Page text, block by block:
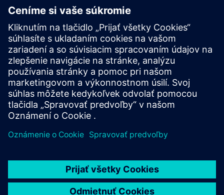
Philips GreenPower LED Solutions
Kompletné ovládanie a flexibilné LED svetlá na
optimalizáciu viacvrstvového pestovania plodín. Ľahko
prispôsobte farebné spektrá a úrovne svetla tak, aby
vyhovovali potrebám rôznych plodín a fáz rastu.
Prečítajte si viac